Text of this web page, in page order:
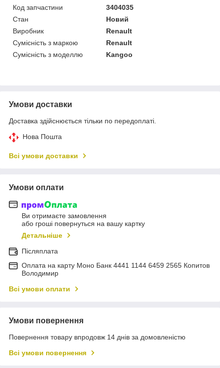
Код запчастини
3404035
Стан
Новий
Виробник
Renault
Сумісність з маркою
Renault
Сумісність з моделлю
Kangoo
Умови доставки
Доставка здійснюється тільки по передоплаті.
Нова Пошта
Всі умови доставки
Умови оплати
Ви отримаєте замовлення
або гроші повернуться на вашу картку
Детальніше
Післяплата
Оплата на карту Моно Банк 4441 1144 6459 2565 Копитов
Володимир
Всі умови оплати
Умови повернення
Повернення товару впродовж 14 днів за домовленістю
Всі умови повернення